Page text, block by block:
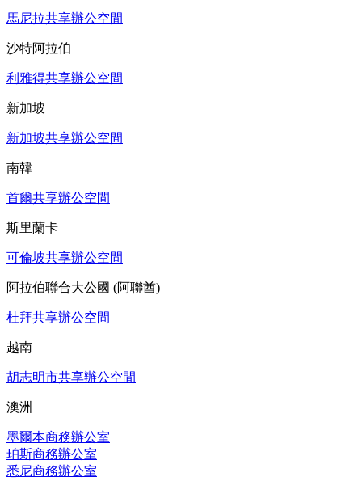
馬尼拉共享辦公空間
沙特阿拉伯
利雅得共享辦公空間
新加坡
新加坡共享辦公空間
南韓
首爾共享辦公空間
斯里蘭卡
可倫坡共享辦公空間
阿拉伯聯合大公國 (阿聯酋)
杜拜共享辦公空間
越南
胡志明市共享辦公空間
澳洲
墨爾本商務辦公室
珀斯商務辦公室
悉尼商務辦公室